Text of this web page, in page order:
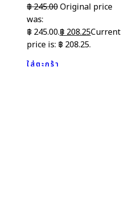
฿245.00Original price
was:
฿ 245.00.฿ 208.25Current
price is: ฿ 208.25.
ใส่ตะกร้า